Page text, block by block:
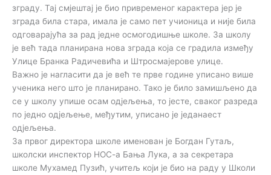
зграду. Тај смјештај је био привременог карактера јер је
зграда била стара, имала је само пет учионица и није била
одговарајућа за рад једне осмогодишње школе. За школу
је већ тада планирана нова зграда која се градила између
Улице Бранка Радичевића и Штросмајерове улице.
Важно је нагласити да је већ те прве године уписано више
ученика него што је планирано. Тако је било замишљено да
се у школу упише осам одјељења, то јесте, сваког разреда
по једно одјељење, међутим, уписано је једанаест
одјељења.
За првог директора школе именован је Богдан Гутаљ,
школски инспектор НОС-а Бања Лука, а за секретара
школе Мухамед Пузић, учитељ који је био на раду у Школи